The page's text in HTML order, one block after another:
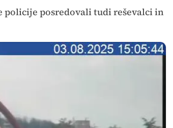
policije posredovali tudi reševalci in